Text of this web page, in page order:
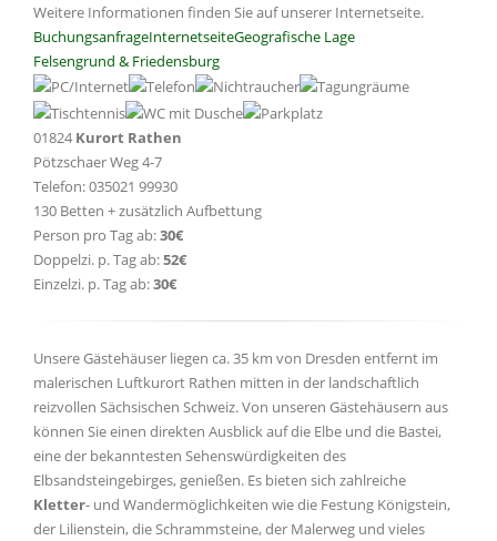
Weitere Informationen finden Sie auf unserer Internetseite.
BuchungsanfrageInternetseiteGeografische Lage
Felsengrund & Friedensburg
01824 Kurort Rathen
Pötzschaer Weg 4-7
Telefon: 035021 99930
130 Betten + zusätzlich Aufbettung
Person pro Tag ab:30€
Doppelzi. p. Tag ab:52€
Einzelzi. p. Tag ab:30€
Unsere Gästehäuser liegen ca. 35 km von Dresden entfernt im
malerischen Luftkurort Rathen mitten in der landschaftlich
reizvollen Sächsischen Schweiz. Von unseren Gästehäusern aus
können Sie einen direkten Ausblick auf die Elbe und die Bastei,
eine der bekanntesten Sehenswürdigkeiten des
Elbsandsteingebirges, genießen. Es bieten sich zahlreiche
Kletter- und Wandermöglichkeiten wie die Festung Königstein,
der Lilienstein, die Schrammsteine, der Malerweg und vieles